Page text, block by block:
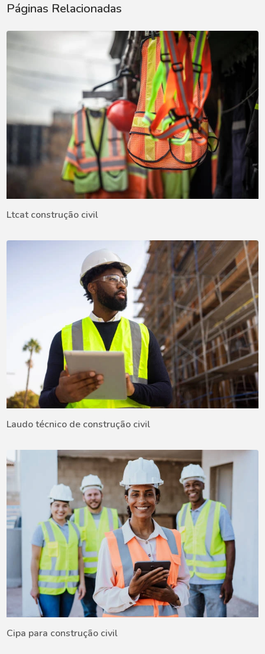
Páginas Relacionadas
Ltcat construção civil
Laudo técnico de construção civil
Cipa para construção civil